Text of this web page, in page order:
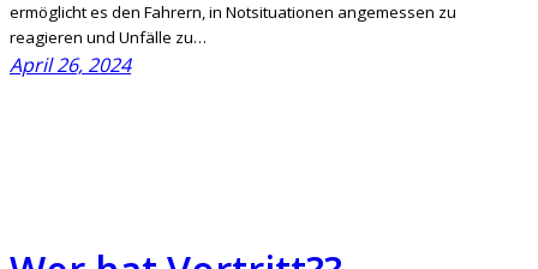
ermöglicht es den Fahrern, in Notsituationen angemessen zu
reagieren und Unfälle zu…
April 26, 2024